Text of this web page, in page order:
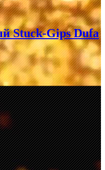
Stuck-Gips Dufa